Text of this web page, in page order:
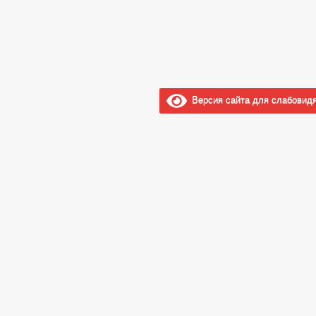
Версия сайта для